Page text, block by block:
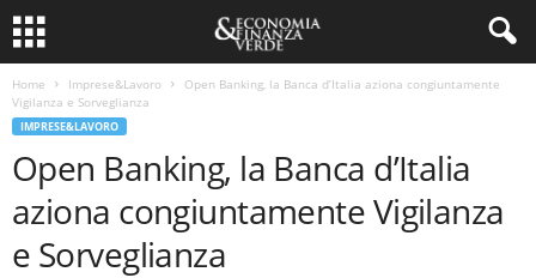
Home Imprese&Lavoro
Open Banking, la Banca d’Italia aziona congiuntamente
Vigilanza e Sorveglianza
IMPRESE&LAVORO
Open Banking, la Banca d’Italia
aziona congiuntamente Vigilanza
e Sorveglianza